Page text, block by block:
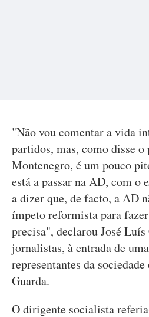
"Não vou comentar a vida
partidos, mas, como disse
Montenegro, é um pouco
está a passar na AD, com
a dizer que, de facto, a AD
ímpeto reformista para
precisa", declarou José Luís
jornalistas, à entrada de
representantes da
Guarda.
O dirigente socialista